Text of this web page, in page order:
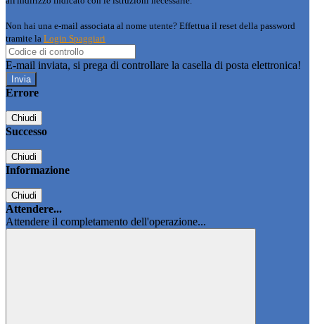
Non hai una e-mail associata al nome utente? Effettua il reset della password
tramite la Login Spaggiari
E-mail inviata, si prega di controllare la casella di posta elettronica!
Errore
Chiudi
Successo
Chiudi
Informazione
Chiudi
Attendere...
Attendere il completamento dell'operazione...